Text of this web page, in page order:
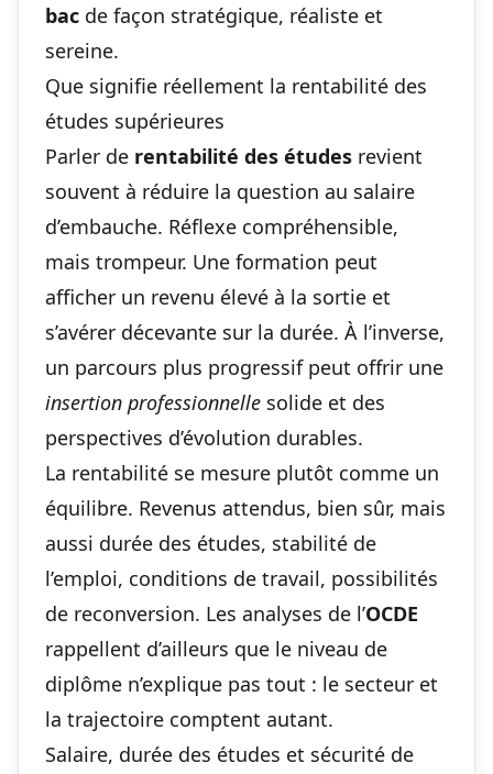
bac de façon stratégique, réaliste et
sereine.
Que signifie réellement la rentabilité des
études supérieures
Parler de rentabilité des études revient
souvent à réduire la question au salaire
d’embauche. Réflexe compréhensible,
mais trompeur. Une formation peut
afficher un revenu élevé à la sortie et
s’avérer décevante sur la durée. À l’inverse,
un parcours plus progressif peut offrir une
insertion professionnelle solide et des
perspectives d’évolution durables.
La rentabilité se mesure plutôt comme un
équilibre. Revenus attendus, bien sûr, mais
aussi durée des études, stabilité de
l’emploi, conditions de travail, possibilités
de reconversion. Les analyses de l’OCDE
rappellent d’ailleurs que le niveau de
diplôme n’explique pas tout : le secteur et
la trajectoire comptent autant.
Salaire, durée des études et sécurité de